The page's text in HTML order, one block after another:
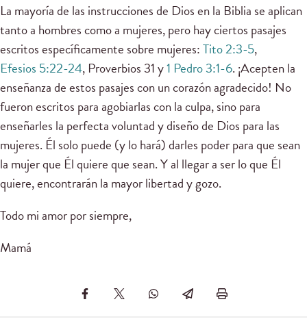
La mayoría de las instrucciones de Dios en la Biblia se aplican
tanto a hombres como a mujeres, pero hay ciertos pasajes
escritos específicamente sobre mujeres:Tito 2:3-5,
Efesios 5:22-24, Proverbios 31 y1 Pedro 3:1-6. ¡Acepten la
enseñanza de estos pasajes con un corazón agradecido! No
fueron escritos para agobiarlas con la culpa, sino para
enseñarles la perfecta voluntad y diseño de Dios para las
mujeres. Él solo puede (y lo hará) darles poder para que sean
la mujer que Él quiere que sean. Y al llegar a ser lo que Él
quiere, encontrarán la mayor libertad y gozo.
Todo mi amor por siempre,
Mamá